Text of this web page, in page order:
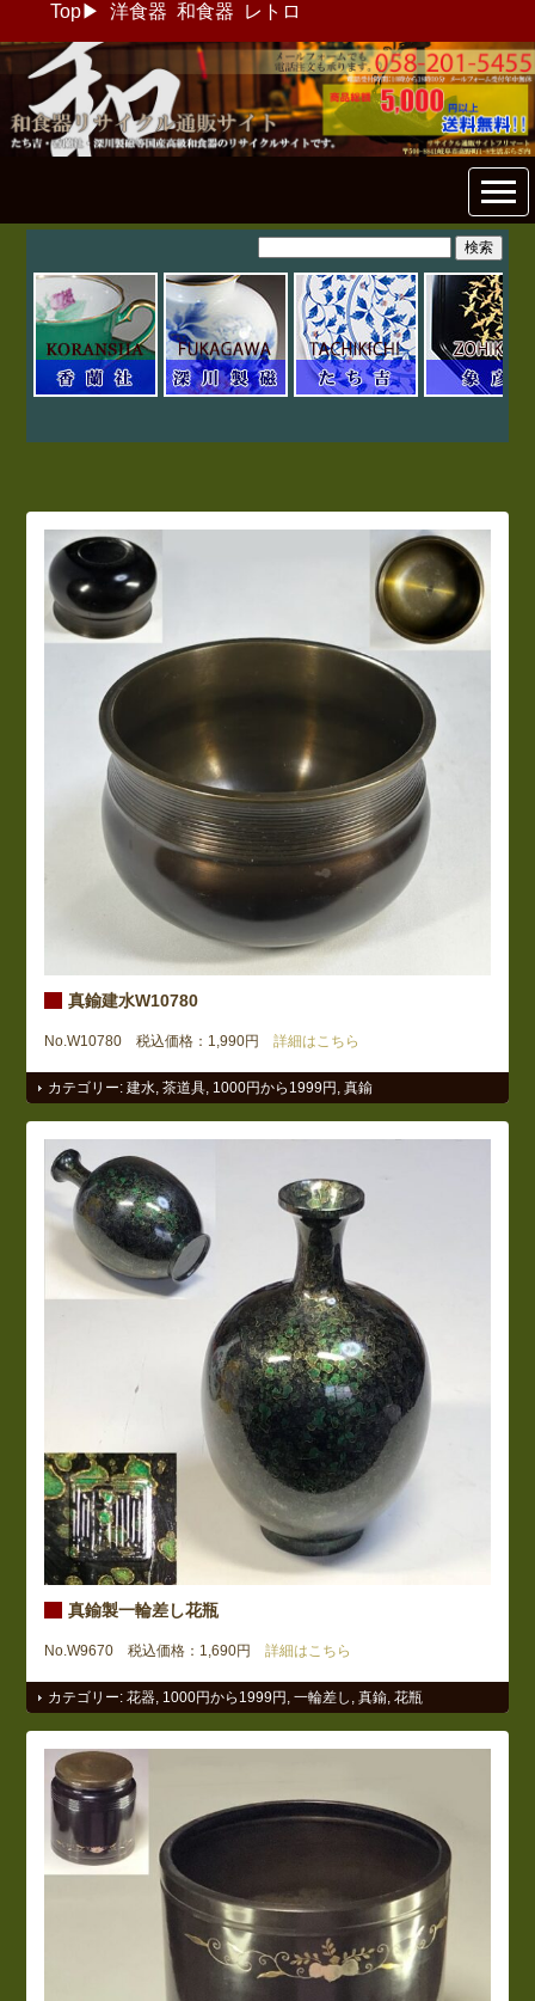
Top▶ 洋食器 和食器 レトロ
和食器リサイクル通販専門店
フリマート
真鍮建水W10780
No.W10780 税込価格：1,990円 詳細はこちら
カテゴリー:建水 ,茶道具 1000円から1999円 ,真鍮
真鍮製一輪差し花瓶
No.W9670 税込価格：1,690円 詳細はこちら
カテゴリー:花器, 1000円から1999円 ,一輪差し ,真鍮,花瓶